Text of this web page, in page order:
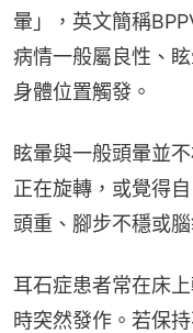
暈」，英文簡稱
病情一般屬良性、
身體位置觸發。
眩暈與一般頭暈並
正在旋轉，或覺得
頭重、腳步不穩或
耳石症患者常在床
時突然發作。若保